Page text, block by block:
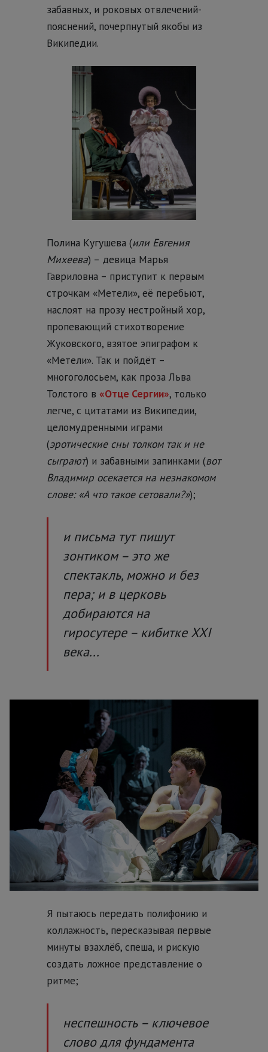
забавных, и роковых отвлечений-
пояснений, почерпнутый якобы из
Википедии.
Полина Кугушева (или Евгения
Михеева) – девица Марья
Гавриловна – приступит к первым
строчкам «Метели», её перебьют,
наслоят на прозу нестройный хор,
пропевающий стихотворение
Жуковского, взятое эпиграфом к
«Метели». Так и пойдёт –
многоголосьем, как проза Льва
Толстого в «Отце Сергии», только
легче, с цитатами из Википедии,
целомудренными играми
(эротические сны толком так и не
сыграют) и забавными запинками (вот
Владимир осекается на незнакомом
слове: «А что такое сетовали?»);
и письма тут пишут
зонтиком – это же
спектакль, можно и без
пера; и в церковь
добираются на
гиросутере – кибитке XXI
века...
Я пытаюсь передать полифонию и
коллажность, пересказывая первые
минуты взахлёб, спеша, и рискую
создать ложное представление о
ритме;
неспешность – ключевое
слово для фундамента